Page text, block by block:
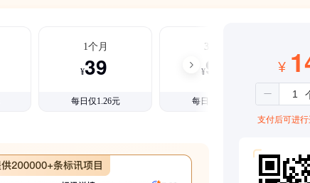
1个月
¥39
每日仅1.26元
3个月
¥99
每日仅1.08元
¥
支付后可进